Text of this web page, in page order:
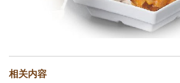
相关内容